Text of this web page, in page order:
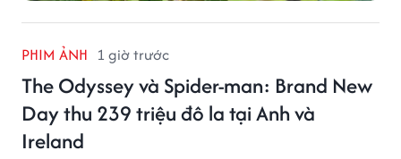
PHIM ẢNH 1 giờ trước
The Odyssey và Spider-man: Brand New
Day thu 239 triệu đô la tại Anh và
Ireland